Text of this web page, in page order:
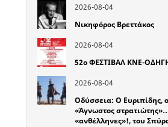
2026-08-04
Νικηφόρος Βρεττάκος
2026-08-04
52o ΦΕΣΤΙΒΑΛ ΚΝΕ-
2026-08-04
Οδύσσεια: Ο Ευριπίδης,
«Άγνωστος
«ανθέλληνες»!, του